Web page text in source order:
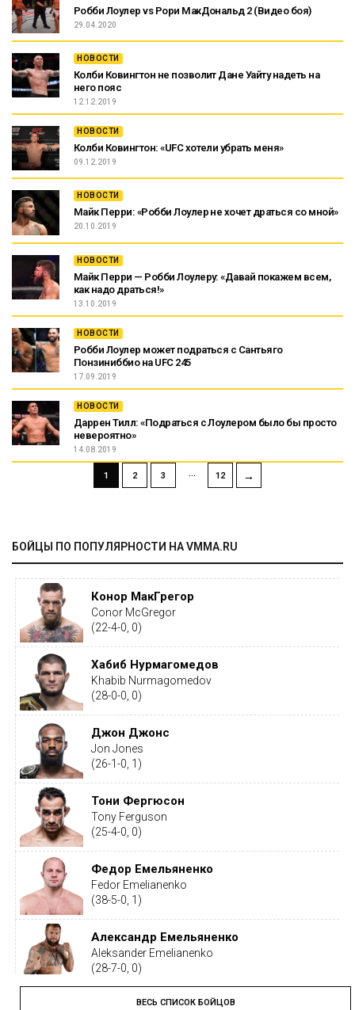
Робби Лоулер vs Рори МакДональд 2 (Видео боя)
29.04.2020
НОВОСТИ
Колби Ковингтон не позволит Дане Уайту надеть на
него пояс
12.12.2019
НОВОСТИ
Колби Ковингтон: «UFC хотели убрать меня»
09.12.2019
НОВОСТИ
Майк Перри: «Робби Лоулер не хочет драться со мной»
20.10.2019
НОВОСТИ
Майк Перри — Робби Лоулеру: «Давай покажем всем,
как надо драться!»
13.10.2019
НОВОСТИ
Робби Лоулер может подраться с Сантьяго
Понзиниббио на UFC 245
17.09.2019
НОВОСТИ
Даррен Тилл: «Подраться с Лоулером было бы просто
невероятно»
14.08.2019
1 2 3 12 →
БОЙЦЫ ПО ПОПУЛЯРНОСТИ НА VMMA.RU
Конор МакГрегор
Conor McGregor
(22-4-0, 0)
Хабиб Нурмагомедов
Khabib Nurmagomedov
(28-0-0, 0)
Джон Джонс
Jon Jones
(26-1-0, 1)
Тони Фергюсон
Tony Ferguson
(25-4-0, 0)
Федор Емельяненко
Fedor Emelianenko
(38-5-0, 1)
Александр Емельяненко
Aleksander Emelianenko
(28-7-0, 0)
Тайрон ВудлиВЕСЬ СПИСОК БОЙЦОВ